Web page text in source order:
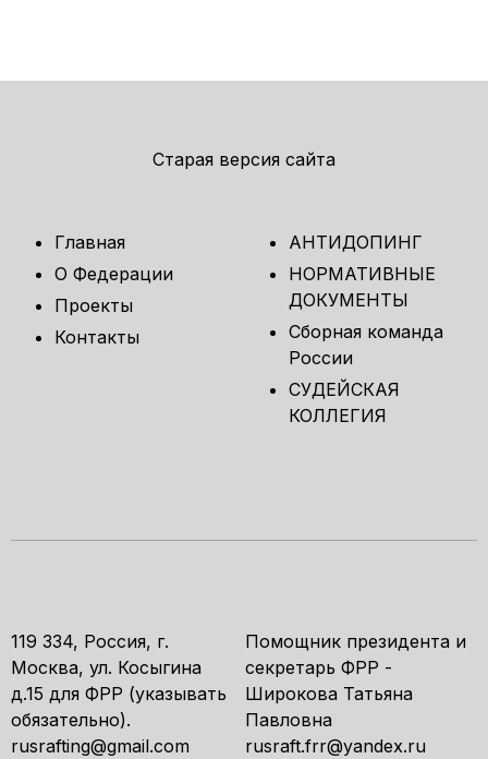
Старая версия сайта
Главная
О Федерации
Проекты
Контакты
АНТИДОПИНГ
НОРМАТИВНЫЕ
ДОКУМЕНТЫ
Сборная команда
России
СУДЕЙСКАЯ
КОЛЛЕГИЯ
119 334, Россия, г.
Москва, ул. Косыгина
д.15 для ФРР (указывать
обязательно).
rusrafting@gmail.com
Помощник президента и
секретарь ФРР -
Широкова Татьяна
Павловна
rusraft.frr@yandex.ru